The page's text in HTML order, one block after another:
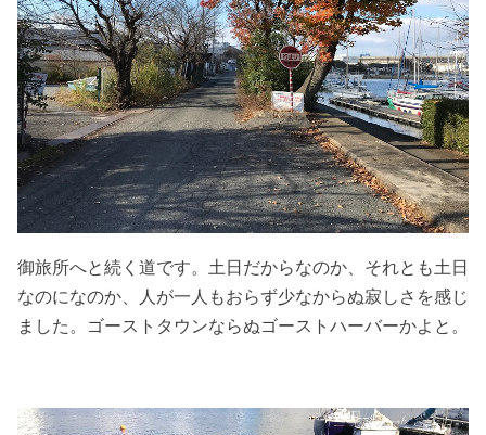
御旅所へと続く道です。土日だからなのか、それとも土日
なのになのか、人が一人もおらず少なからぬ寂しさを感じ
ました。ゴーストタウンならぬゴーストハーバーかよと。